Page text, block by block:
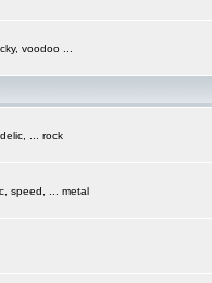
voodoo ...
... rock
speed, ... metal